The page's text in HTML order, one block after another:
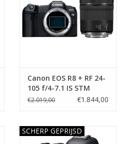
Canon EOS R8 + RF 24-
105 f/4-7.1 IS STM
€2.019,00 €1.844,00
SCHERP GEPRIJSD